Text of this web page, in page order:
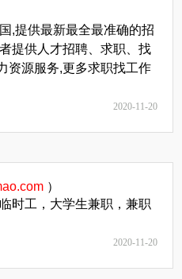
,提供最新最全最准确的招
提供人才招聘、求职、找
资源服务,更多求职找工作
2020-11-20
）
时工，大学生兼职，兼职
2020-11-20